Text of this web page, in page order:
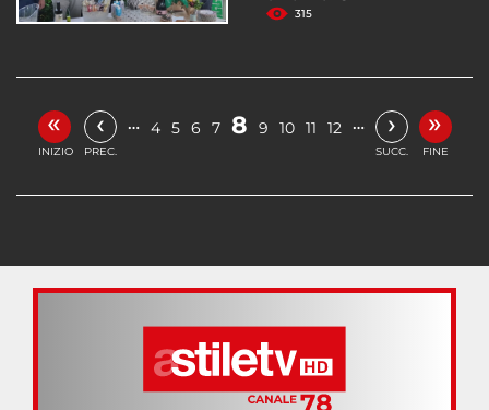
315
«
INIZIO
‹
PREC.
… 4 5 6 7 8 9 10 11 12 … ›
SUCC.
»
FINE